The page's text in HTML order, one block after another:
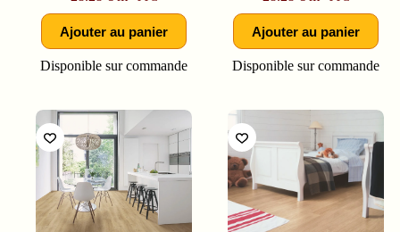
Ajouter au panier
Disponible sur commande
Ajouter au panier
Disponible sur commande